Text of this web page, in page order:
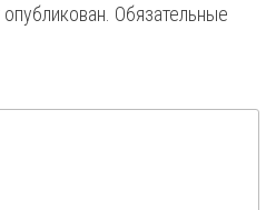
Обязательные